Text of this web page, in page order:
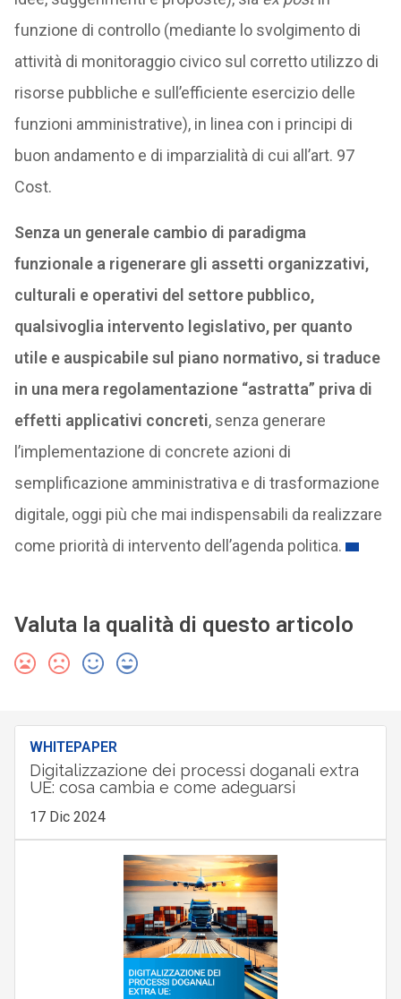
funzione di controllo (mediante lo svolgimento di
attività di monitoraggio civico sul corretto utilizzo di
risorse pubbliche e sull’efficiente esercizio delle
funzioni amministrative), in linea con i principi di
buon andamento e di imparzialità di cui all’art. 97
Cost.
Senza un generale cambio di paradigma
funzionale a rigenerare gli assetti organizzativi,
culturali e operativi del settore pubblico,
qualsivoglia intervento legislativo, per quanto
utile e auspicabile sul piano normativo, si traduce
in una mera regolamentazione “astratta” priva di
effetti applicativi concreti, senza generare
l’implementazione di concrete azioni di
semplificazione amministrativa e di trasformazione
digitale, oggi più che mai indispensabili da realizzare
come priorità di intervento dell’agenda politica.
Valuta la qualità di questo articolo
WHITEPAPER
Digitalizzazione dei processi doganali extra
UE: cosa cambia e come adeguarsi
17 Dic 2024